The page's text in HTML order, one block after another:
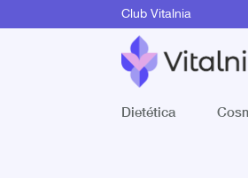
Club Vitalnia
Dietética